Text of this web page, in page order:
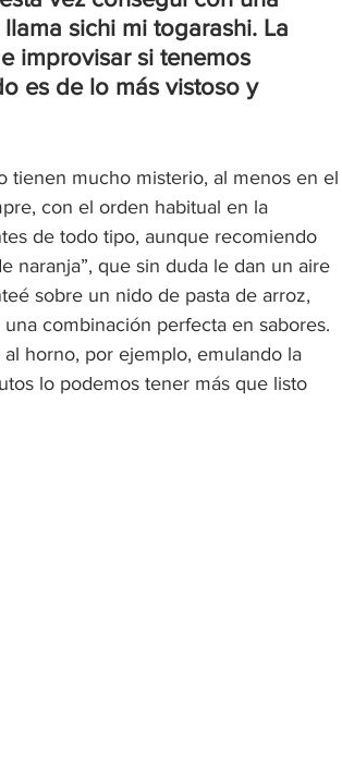
sichi mi togarashi. La
improvisar si tenemos
es de lo más vistoso y
tienen mucho misterio, al menos en el
con el orden habitual en la
de todo tipo, aunque recomiendo
naranja”, que sin duda le dan un aire
sobre un nido de pasta de arroz,
combinación perfecta en sabores.
horno, por ejemplo, emulando la
lo podemos tener más que listo